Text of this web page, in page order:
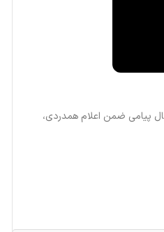
پیامی ضمن اعلام همدردی،